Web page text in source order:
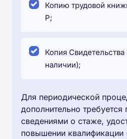
Копию трудовой
Р;
Копия
наличии);
Для периодической
дополнительно требуется
сведениями о стаже,
повышении квалификации